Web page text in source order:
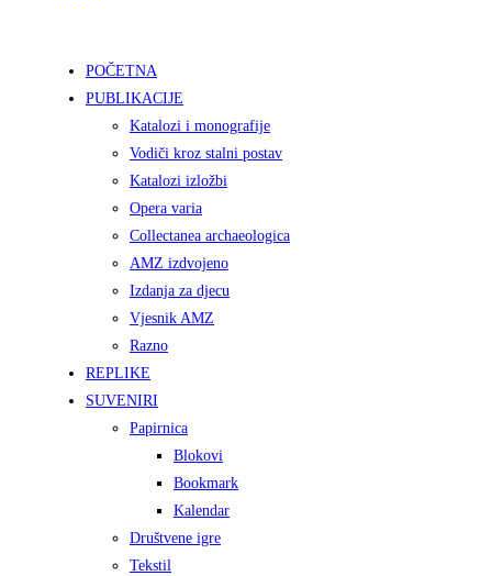
POČETNA
PUBLIKACIJE
Katalozi i monografije
Vodiči kroz stalni postav
Katalozi izložbi
Opera varia
Collectanea archaeologica
AMZ izdvojeno
Izdanja za djecu
Vjesnik AMZ
Razno
REPLIKE
SUVENIRI
Papirnica
Blokovi
Bookmark
Kalendar
Društvene igre
Tekstil